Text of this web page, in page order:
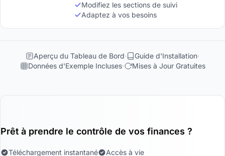
Modifiez les sections de suivi
Adaptez à vos besoins
Aperçu du Tableau de Bord
Guide d'Installation
Données d'Exemple Incluses
Mises à Jour Gratuites
Prêt à prendre le contrôle de vos finances ?
Téléchargement instantané
Accès à vie